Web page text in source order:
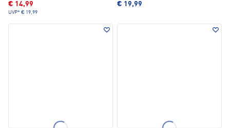
€ 14,99
UVP* € 19,99
€ 19,99